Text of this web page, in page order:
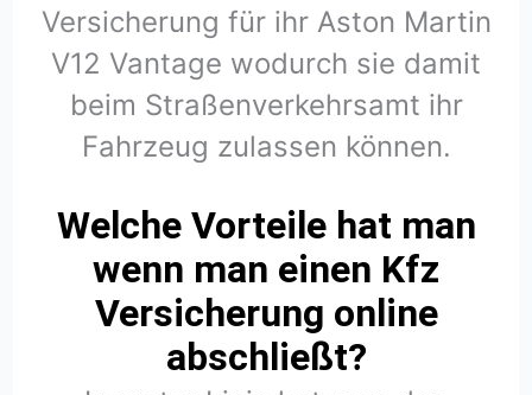
Versicherung für ihr Aston Martin
V12 Vantage wodurch sie damit
beim Straßenverkehrsamt ihr
Fahrzeug zulassen können.
Welche Vorteile hat man
wenn man einen Kfz
Versicherung online
abschließt?